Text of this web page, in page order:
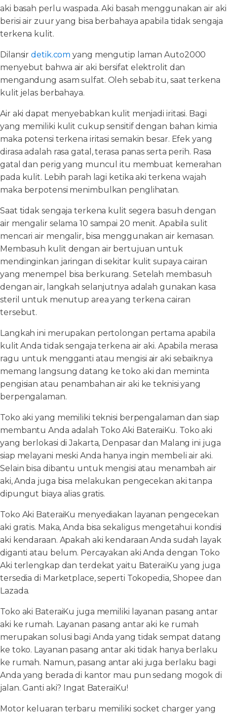
aki basah perlu waspada. Aki basah menggunakan air aki
berisi air zuur yang bisa berbahaya apabila tidak sengaja
terkena kulit.
Dilansirdetik.com yang mengutip laman Auto2000
menyebut bahwa air aki bersifat elektrolit dan
mengandung asam sulfat. Oleh sebab itu, saat terkena
kulit jelas berbahaya.
Air aki dapat menyebabkan kulit menjadi iritasi. Bagi
yang memiliki kulit cukup sensitif dengan bahan kimia
maka potensi terkena iritasi semakin besar. Efek yang
dirasa adalah rasa gatal, terasa panas serta perih. Rasa
gatal dan perig yang muncul itu membuat kemerahan
pada kulit. Lebih parah lagi ketika aki terkena wajah
maka berpotensi menimbulkan penglihatan.
Saat tidak sengaja terkena kulit segera basuh dengan
air mengalir selama 10 sampai 20 menit. Apabila sulit
mencari air mengalir, bisa menggunakan air kemasan.
Membasuh kulit dengan air bertujuan untuk
mendinginkan jaringan di sekitar kulit supaya cairan
yang menempel bisa berkurang. Setelah membasuh
dengan air, langkah selanjutnya adalah gunakan kasa
steril untuk menutup area yang terkena cairan
tersebut.
Langkah ini merupakan pertolongan pertama apabila
kulit Anda tidak sengaja terkena air aki. Apabila merasa
ragu untuk mengganti atau mengisi air aki sebaiknya
memang langsung datang ke toko aki dan meminta
pengisian atau penambahan air aki ke teknisi yang
berpengalaman.
Toko aki yang memiliki teknisi berpengalaman dan siap
membantu Anda adalah Toko Aki BateraiKu. Toko aki
yang berlokasi di Jakarta, Denpasar dan Malang ini juga
siap melayani meski Anda hanya ingin membeli air aki.
Selain bisa dibantu untuk mengisi atau menambah air
aki, Anda juga bisa melakukan pengecekan aki tanpa
dipungut biaya alias gratis.
Toko Aki BateraiKu menyediakan layanan pengecekan
aki gratis. Maka, Anda bisa sekaligus mengetahui kondisi
aki kendaraan. Apakah aki kendaraan Anda sudah layak
diganti atau belum. Percayakan aki Anda dengan Toko
Aki terlengkap dan terdekat yaitu BateraiKu yang juga
tersedia di Marketplace, seperti Tokopedia, Shopee dan
Lazada.
Toko aki BateraiKu juga memiliki layanan pasang antar
aki ke rumah. Layanan pasang antar aki ke rumah
merupakan solusi bagi Anda yang tidak sempat datang
ke toko. Layanan pasang antar aki tidak hanya berlaku
ke rumah. Namun, pasang antar aki juga berlaku bagi
Anda yang berada di kantor mau pun sedang mogok di
jalan. Ganti aki? Ingat BateraiKu!
Motor keluaran terbaru memiliki socket charger yang